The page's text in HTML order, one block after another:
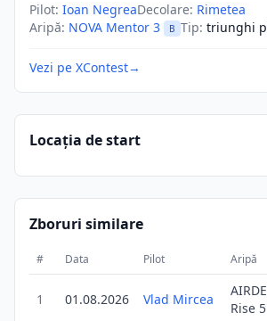
Pilot: Ioan NegreaDecolare: Rimetea
Aripă: NOVA Mentor 3 B Tip: triunghi
Vezi pe XContest→
Locația de start
Zboruri similare
# Data Pilot Aripă
1 01.08.2026 Vlad Mircea
Rise 5